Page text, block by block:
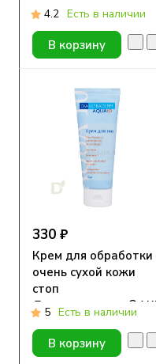
4.2 Есть в наличии
В корзину
330 ₽
Крем для обработки
очень сухой кожи
стоп
10, 75 ml
5 Есть в наличии
В корзину